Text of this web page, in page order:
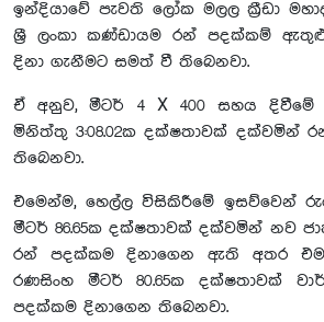
ඉන්දියාවේ පැවති ලෝක මලල ක්‍රීඩා
ශ්‍රී ලංකා කණ්ඩායම රන් පදක්කම්
දිනා ගැනීමට සමත් වී තිබෙනවා.
ඒ අනුව, මීටර් 4 X 400 සහය දිවීමේ
මිනිත්තු 3:08.02ක දක්ෂතාවක් දක්වමින්
තිබෙනවා.
එමෙන්ම, හෙල්ල විසිකිරීමේ ඉසව්වෙන්
මීටර් 86.65ක දක්ෂතාවක් දක්වමින් නව
රන් පදක්කම දිනාගෙන ඇති අතර එම
රණසිංහ මීටර් 80.65ක දක්ෂතාවක්
පදක්කම දිනාගෙන තිබෙනවා.